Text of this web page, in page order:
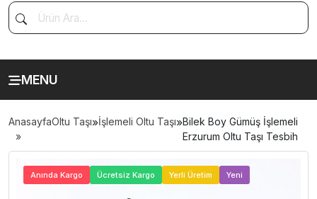
MENU
AnasayfaOltu Taşı»İşlemeli Oltu Taşı»Bilek Boy Gümüş İşlemeli
Erzurum Oltu Taşı Tesbih
Anında Kargo Ücretsiz Kargo Yerli Üretim Yeni